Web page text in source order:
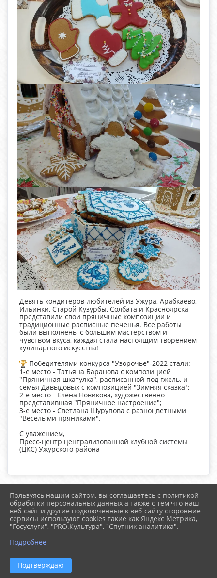
Девять кондитеров-любителей из Ужура, Арабкаево,
Ильинки, Старой Кузурбы, Солбата и Красноярска
представили свои пряничные композиции и
традиционные расписные печенья. Все работы
были выполнены с большим мастерством и
чувством вкуса, каждая стала настоящим творением
кулинарного искусства!
Победителями конкурса "Узорочье"-2022 стали:
1-е место - Татьяна Баранова с композицией
"Пряничная шкатулка", расписанной под гжель, и
семья Давыдовых с композицией "Зимняя сказка";
2-е место - Елена Новикова, художественно
представившая "Пряничное настроение";
3-е место - Светлана Шурупова с разноцветными
"Весёлыми пряниками".
С уважением,
Пресс-центр централизованной клубной системы
(ЦКС) Ужурского района
2026 г. uzhur-cks.ru
Вход
Карта сайта
Политика обработки персональных данных
Сделано на KubCMS
Пользуясь нашим сайтом, вы соглашаетесь с политикой
обработки персональных данных а также с тем что наш
веб-сайт и другие подключенные к веб-сайту сторонние
сервисы используют cookies такие как Яндекс Метрика,
"Госуслуги", "PRO.Культура", "Спутник аналитика".
Подробнее
Подтверждаю